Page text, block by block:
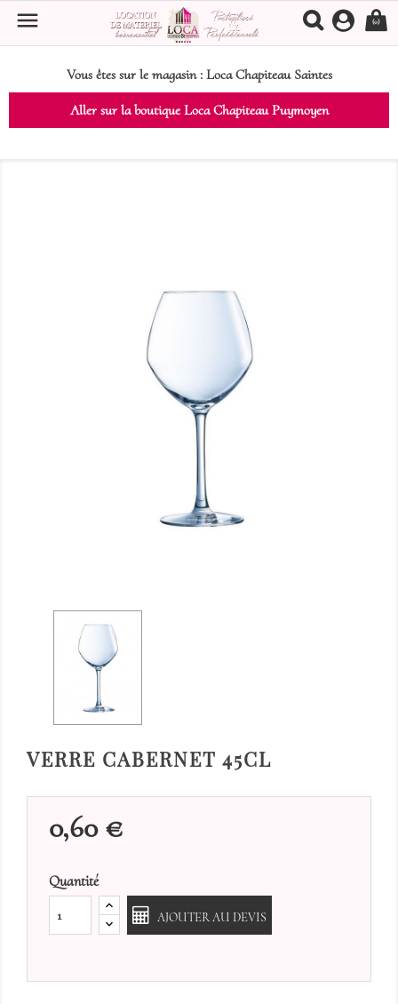
Vous êtes sur le magasin :Loca Chapiteau Saintes
Aller sur la boutique Loca Chapiteau Puymoyen
 (0)
VERRE CABERNET 45CL
0,60 €
Quantité
AJOUTER AU DEVIS